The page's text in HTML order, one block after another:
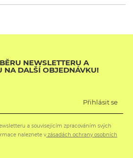
NEWSLETTERU A
NA DALŠÍ OBJEDNÁVKU!
Přihlásit se
a souvisejícím zpracováním svých
naleznete vzásadách ochrany osobních